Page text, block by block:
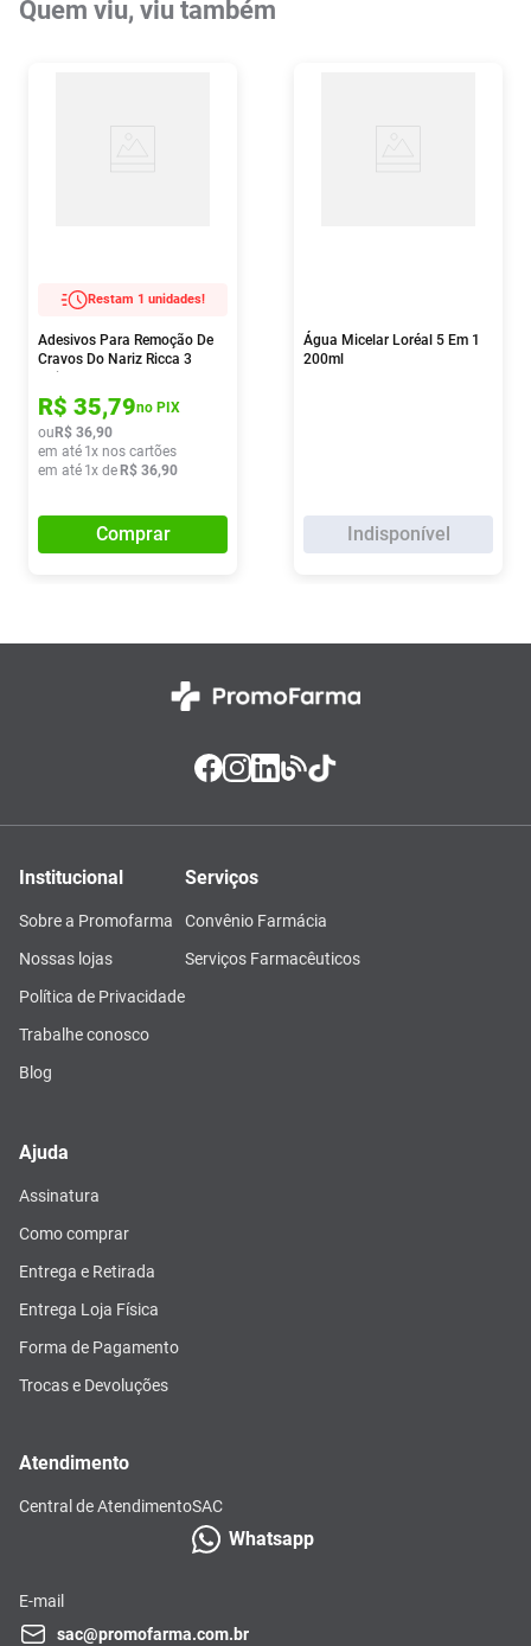
Quem viu, viu também
Restam 1 unidades!
Adesivos Para Remoção De
Cravos Do Nariz Ricca 3
R$ 35,79no PIX
ou R$ 36,90
em até 1x nos cartões
em até 1x de R$ 36,90
Comprar
Água Micelar Loréal 5 Em 1
200ml
Indisponível
Institucional
Sobre a Promofarma
Nossas lojas
Política de Privacidade
Trabalhe conosco
Blog
Serviços
Convênio Farmácia
Serviços Farmacêuticos
Ajuda
Assinatura
Como comprar
Entrega e Retirada
Entrega Loja Física
Forma de Pagamento
Trocas e Devoluções
Atendimento
Central de AtendimentoSAC
Whatsapp
E-mail
sac@promofarma.com.br